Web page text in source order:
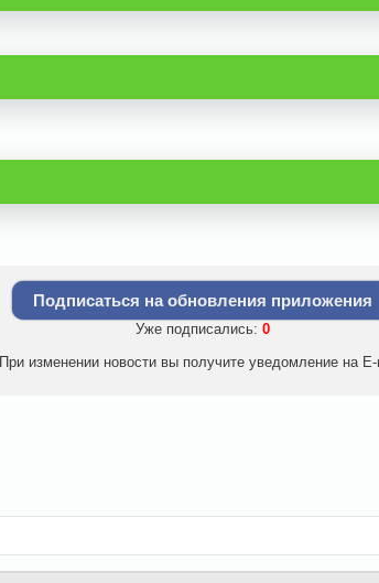
Подписаться на обновления приложения
Уже подписались: 0
При изменении новости вы получите уведомление на